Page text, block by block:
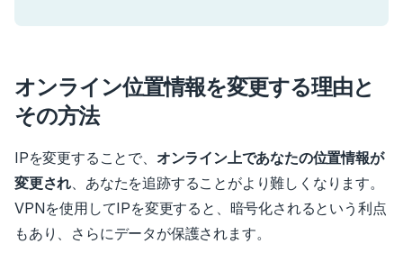
オンライン位置情報を変更する理由と
その方法
IPを変更することで、 オンライン上であなたの位置情報が
変更され 、あなたを追跡することがより難しくなります。
VPNを使用してIPを変更すると、暗号化されるという利点
もあり、さらにデータが保護されます。